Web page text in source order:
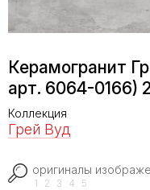
Керамогранит
арт. 6064-0166)
Коллекция
Грей Вуд
оригиналы
1 2 3 4 5